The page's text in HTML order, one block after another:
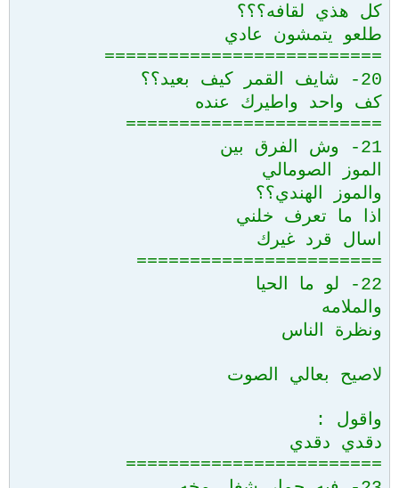
كل هذي لقافه؟؟؟
طلعو يتمشون عادي
==========================
20- شايف القمر كيف بعيد؟؟
كف واحد واطيرك عنده
========================
21- وش الفرق بين
الموز الصومالي
والموز الهندي؟؟
اذا ما تعرف خلني
اسال قرد غيرك
=======================
22- لو ما الحيا
والملامه
ونظرة الناس
لاصيح بعالي الصوت
واقول :
دقدي دقدي
========================